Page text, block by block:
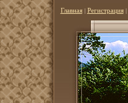
Главная| Регистрация|